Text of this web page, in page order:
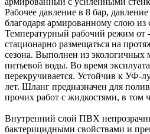
Рабочее давление в 8 бар,
благодаря армированному слою из
Температурный рабочий режим от
стационарно размещаться на
сезона. Выполнен из экологичных
питьевой воды. Во время
перекручивается. Устойчив к УФ-
лет. Шланг предназначен для
прочих работ с жидкостями, в том
Внутренний слой ПВХ
бактерицидными свойствами и